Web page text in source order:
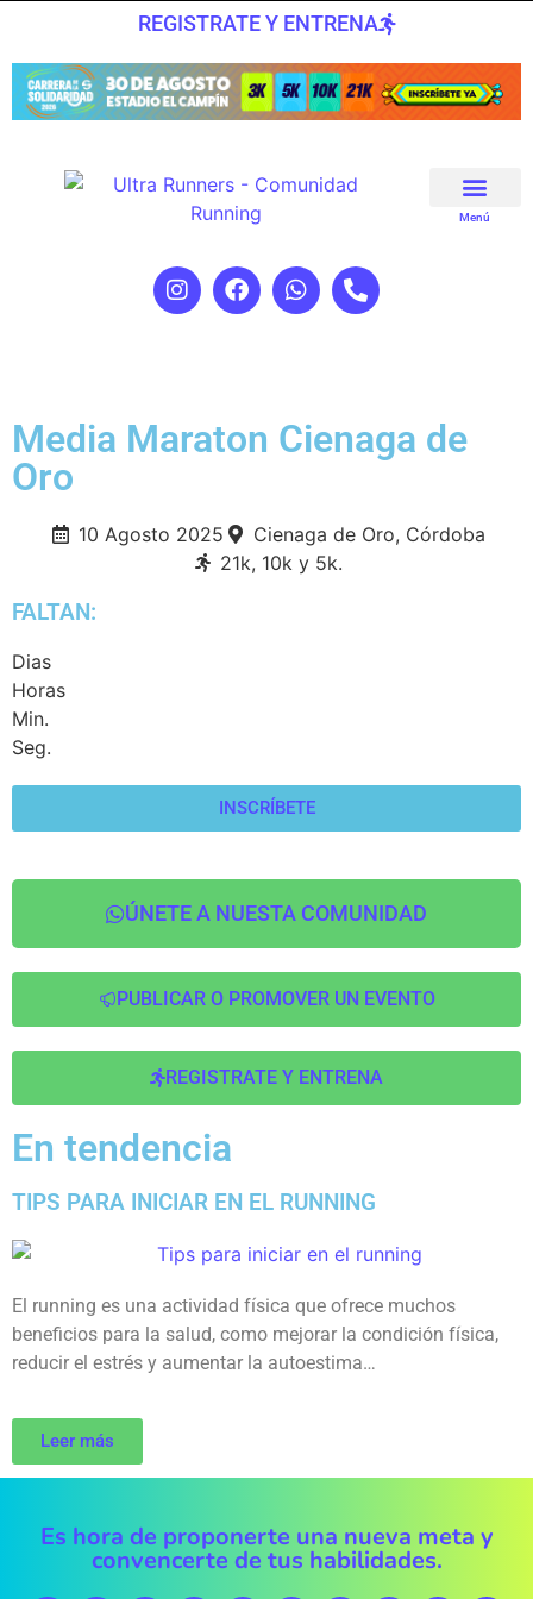
REGISTRATE Y ENTRENA
Menú
Media Maraton Cienaga de
Oro
10 Agosto 2025
Cienaga de Oro, Córdoba
21k, 10k y 5k.
FALTAN:
Dias
Horas
Min.
Seg.
INSCRÍBETE
ÚNETE A NUESTA COMUNIDAD
PUBLICAR O PROMOVER UN EVENTO
REGISTRATE Y ENTRENA
En tendencia
TIPS PARA INICIAR EN EL RUNNING
El running es una actividad física que ofrece muchos
beneficios para la salud, como mejorar la condición física,
reducir el estrés y aumentar la autoestima…
Leer más
Es hora de proponerte una nueva meta y
convencerte de tus habilidades.